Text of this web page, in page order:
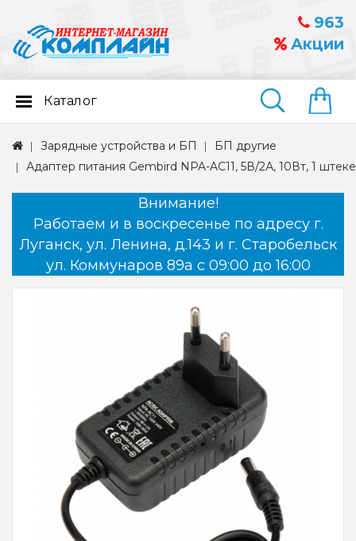
963
Акции
Найти
Каталог
Зарядные устройства и БП
БП другие
Адаптер питания Gembird NPA-AC11, 5В/2А, 10Вт, 1
Внимание!
Работаем и в воскресенье по адресу г.
Луганск, ул. Ленина, д.143 и г. Старобельск
ул. Коммунаров 89а с 09:00 до 16:00